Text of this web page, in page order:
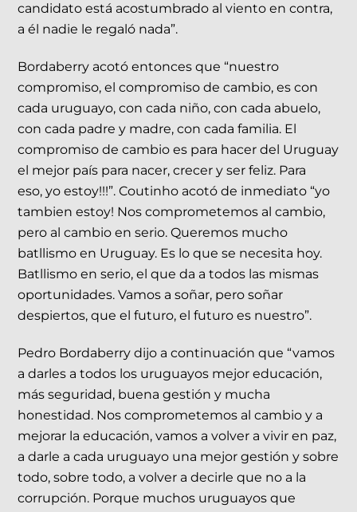
candidato está acostumbrado al viento en contra,
a él nadie le regaló nada”.
Bordaberry acotó entonces que “nuestro
compromiso, el compromiso de cambio, es con
cada uruguayo, con cada niño, con cada abuelo,
con cada padre y madre, con cada familia. El
compromiso de cambio es para hacer del Uruguay
el mejor país para nacer, crecer y ser feliz. Para
eso, yo estoy!!!”. Coutinho acotó de inmediato “yo
tambien estoy! Nos comprometemos al cambio,
pero al cambio en serio. Queremos mucho
batllismo en Uruguay. Es lo que se necesita hoy.
Batllismo en serio, el que da a todos las mismas
oportunidades. Vamos a soñar, pero soñar
despiertos, que el futuro, el futuro es nuestro”.
Pedro Bordaberry dijo a continuación que “vamos
a darles a todos los uruguayos mejor educación,
más seguridad, buena gestión y mucha
honestidad. Nos comprometemos al cambio y a
mejorar la educación, vamos a volver a vivir en paz,
a darle a cada uruguayo una mejor gestión y sobre
todo, sobre todo, a volver a decirle que no a la
corrupción. Porque muchos uruguayos que